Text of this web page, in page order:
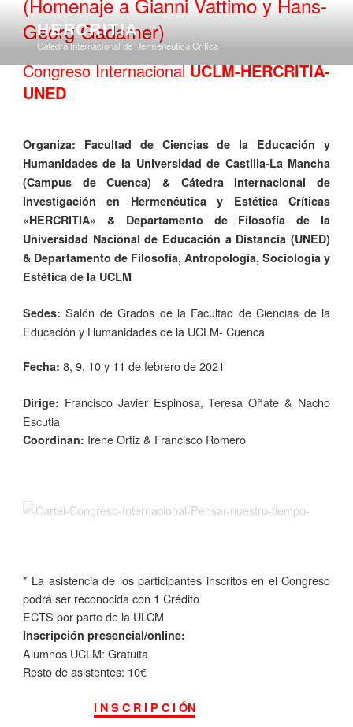
Saltar
contenido
HERCRITIA
Cátedra Internacional de Hermenéutica Crítica
Georg Gadamer)
Congreso InternacionalUCLM-HERCRITIA-
UNED
Organiza: Facultad de Ciencias de la Educación y
Humanidades de la Universidad de Castilla-La Mancha
(Campus de Cuenca) & Cátedra Internacional de
Investigación en Hermenéutica y Estética Críticas
«HERCRITIA» & Departamento de Filosofía de la
Universidad Nacional de Educación a Distancia (UNED)
& Departamento de Filosofía, Antropología, Sociología y
Estética de la UCLM
Sedes:Salón de Grados de la Facultad de Ciencias de la
Educación y Humanidades de la UCLM- Cuenca
Fecha: 8, 9, 10 y 11 de febrero de 2021
Dirige: Francisco Javier Espinosa, Teresa Oñate & Nacho
Escutia
Coordinan: Irene Ortiz & Francisco Romero
* La asistencia de los participantes inscritos en el Congreso
podrá ser reconocida con 1 Crédito
ECTS por parte de la ULCM
Inscripción presencial/online:
Alumnos UCLM: Gratuita
Resto de asistentes: 10€
I N S C R I P C I ÓN